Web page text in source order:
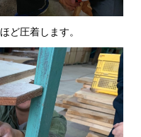
ど圧着します。